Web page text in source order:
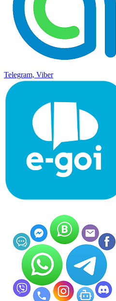
Telegram, Viber